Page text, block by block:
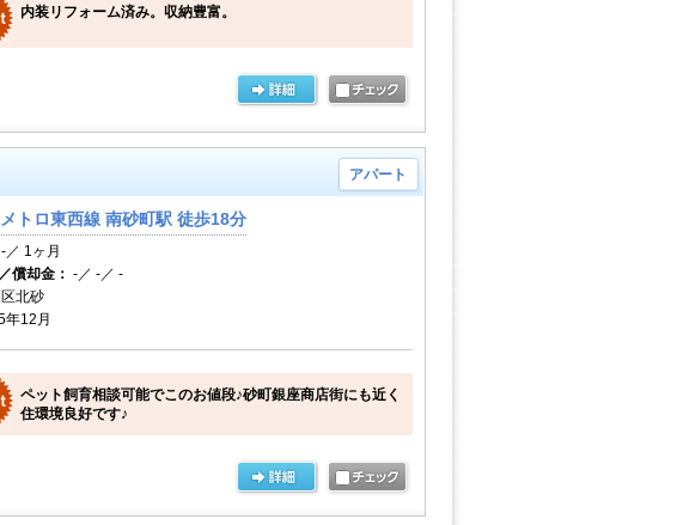
内装リフォーム済み。収納豊富。
アパート
トロ東西線 南砂町駅 徒歩18分
-／ 1ヶ月
償却金： -／ -／ -
北砂
年12月
ペット飼育相談可能でこのお値段♪砂町銀座商店街にも近く
住環境良好です♪